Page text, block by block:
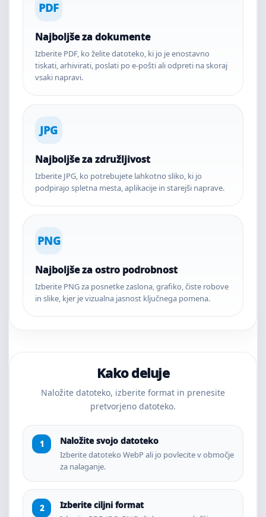
PDF
Najboljše za dokumente
Izberite PDF, ko želite datoteko, ki jo je enostavno
tiskati, arhivirati, poslati po e-pošti ali odpreti na skoraj
vsaki napravi.
JPG
Najboljše za združljivost
Izberite JPG, ko potrebujete lahkotno sliko, ki jo
podpirajo spletna mesta, aplikacije in starejši naprave.
PNG
Najboljše za ostro podrobnost
Izberite PNG za posnetke zaslona, grafiko, čiste robove
in slike, kjer je vizualna jasnost ključnega pomena.
Kako deluje
Naložite datoteko, izberite format in prenesite
pretvorjeno datoteko.
Naložite svojo datoteko
Izberite datoteko WebP ali jo povlecite v območje
za nalaganje.
Izberite ciljni format